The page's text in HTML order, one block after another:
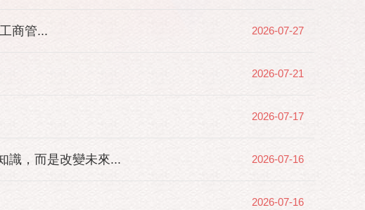
商管... 2026-07-27
2026-07-21
2026-07-17
識，而是改變未來... 2026-07-16
2026-07-16